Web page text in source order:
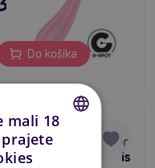
Do košíka
Love Hot
Rabbit G-bod vibrátor
zajačikom na klitoris
SkladomCZECH
mali 18